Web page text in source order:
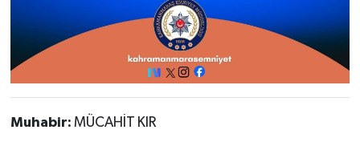
Muhabir: MÜCAHİT KIR